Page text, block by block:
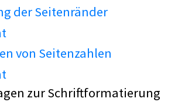
der Seitenränder
von Seitenzahlen
zur Schriftformatierung